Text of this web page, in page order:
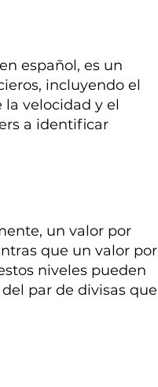
español, es un
incluyendo el
la velocidad y el
a identificar
un valor por
que un valor por
niveles pueden
par de divisas que